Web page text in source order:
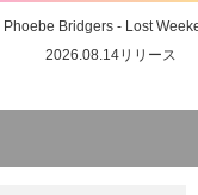
Phoebe Bridgers - Lost
2026.08.14リリース